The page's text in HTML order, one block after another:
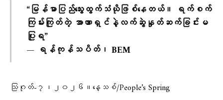
“မြန်မာပြည်သွေးထွက်သံယိုဖြစ်နေတယ်။ ရက်စက်
ကြမ်းကြုတ်တဲ့ အာဏာရှင်နဲ့လက်ဆွဲနှုတ်ဆက်ခြင်းမ
ပြုရ”
— ရန်ကုန်သပိတ်၊ BEM
သြဂုတ်-၇၊၂၀၂၆။​နေ့သစ်/People’s Spring